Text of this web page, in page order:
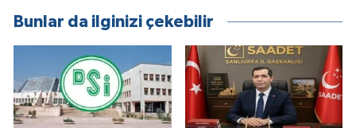
Bunlar da ilginizi çekebilir